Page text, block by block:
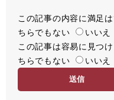
満
足
度
この記事の内容に満足
ちらでもない
いいえ
容
易
この記事は容易に見つ
ちらでもない
いいえ